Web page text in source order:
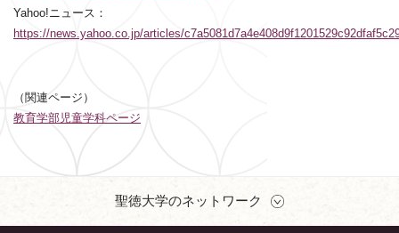
Yahoo!ニュース：
https://news.yahoo.co.jp/articles/
（関連ページ）
教育学部児童学科ページ
聖徳大学のネットワーク